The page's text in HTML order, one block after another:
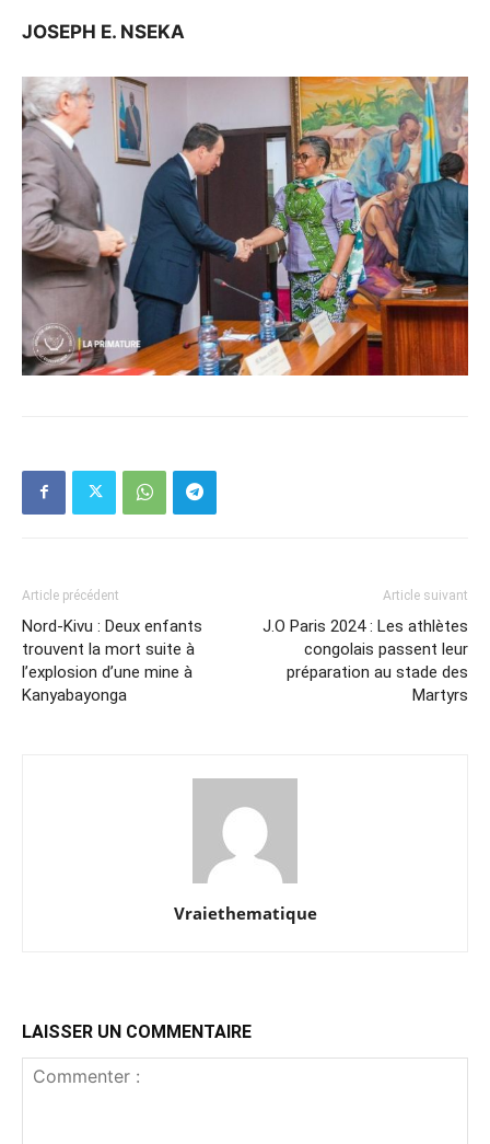
JOSEPH E. NSEKA
Article précédent
Nord-Kivu : Deux enfants
trouvent la mort suite à
l’explosion d’une mine à
Kanyabayonga
Article suivant
J.O Paris 2024 : Les athlètes
congolais passent leur
préparation au stade des
Martyrs
Vraiethematique
LAISSER UN COMMENTAIRE